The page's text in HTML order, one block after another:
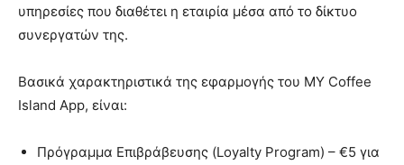
υπηρεσίες που διαθέτει η εταιρία μέσα από το δίκτυο
συνεργατών της.
Βασικά χαρακτηριστικά της εφαρμογής του MΥ Coffee
Island App, είναι:
Πρόγραμμα Επιβράβευσης (Loyalty Program) – €5 για